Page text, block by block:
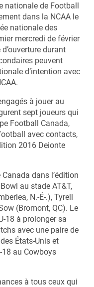
nationale de Football
dans la NCAA le
nationale des
mercredi de février
durant
peuvent
d’intention avec
à jouer au
sept joueurs qui
Football Canada,
avec contacts,
2016 Deionte
dans l’édition
au stade AT&T,
N.-É-.), Tyrell
(Bromont, QC). Le
18 à prolonger sa
avec une paire de
États-Unis et
18 au Cowboys
à tous ceux qui